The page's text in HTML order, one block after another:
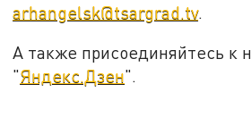
arhangelsk@tsargrad.tv.
А также присоединяйтесь к
"Яндекс.Дзен".